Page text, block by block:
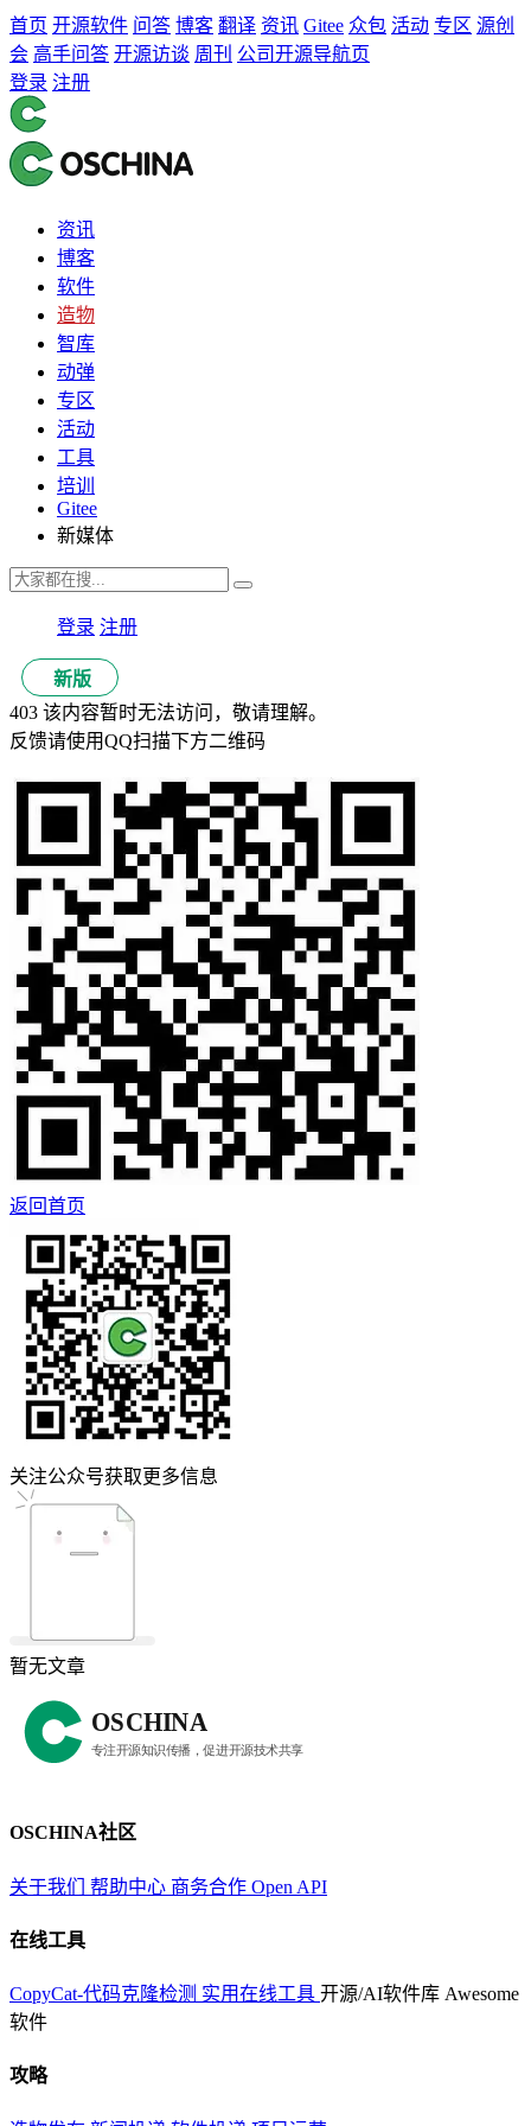
首页 开源软件 问答 博客 翻译 资讯 Gitee 众包 活动 专区 源创
会 高手问答 开源访谈 周刊 公司开源导航页
登录 注册
资讯
博客
软件
造物
智库
动弹
专区
活动
工具
培训
Gitee
新媒体
登录 注册
新版
403 该内容暂时无法访问，敬请理解。
反馈请使用QQ扫描下方二维码
返回首页
关注公众号获取更多信息
暂无文章
OSCHINA社区
关于我们 帮助中心 商务合作 Open API
在线工具
CopyCat-代码克隆检测 实用在线工具 开源/AI软件库 Awesome
软件
攻略